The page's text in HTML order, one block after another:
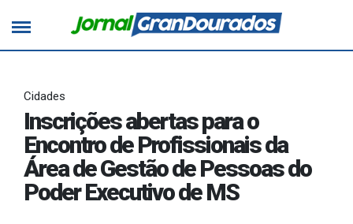
Cidades
Inscrições abertas para o
Encontro de Profissionais da
Área de Gestão de Pessoas do
Poder Executivo de MS